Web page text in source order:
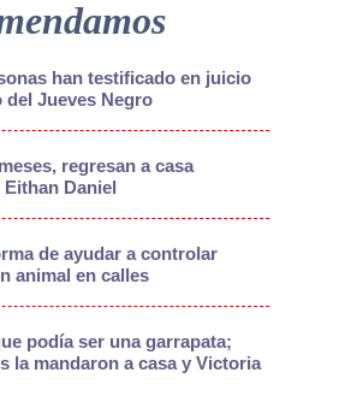
han testificado en juicio
Jueves Negro
regresan a casa
Daniel
de ayudar a controlar
animal en calles
podía ser una garrapata;
la mandaron a casa y Victoria